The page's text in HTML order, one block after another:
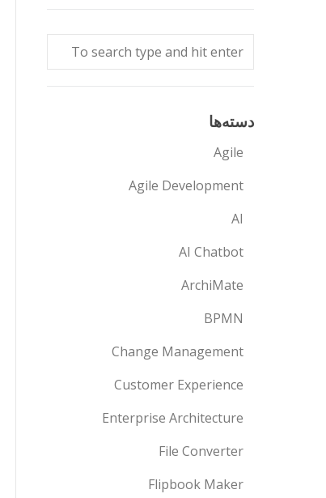
دسته‌ها
Agile
Agile Development
AI
AI Chatbot
ArchiMate
BPMN
Change Management
Customer Experience
Enterprise Architecture
File Converter
Flipbook Maker